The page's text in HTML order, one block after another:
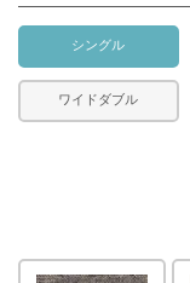
シングル
ワイドダブル